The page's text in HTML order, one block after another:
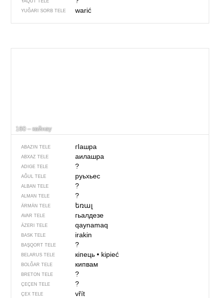
YAQUT TELE
YUĞARI SORB TELE warić
160 – кайнау
ABAZIN TELE гIашра
ABXAZ TELE аилашра
ADIGE TELE ?
AĞUL TELE руьхьес
ALBAN TELE ?
ALMAN TELE ?
ÄRMÄN TELE եռալ
AVAR TELE гьалдезе
ÄZERI TELE qaynamaq
BASK TELE irakin
BAŞQORT TELE ?
BELARUS TELE кіпець• kipieć
BOLĞAR TELE кипвам
BRETON TELE ?
ÇEÇEN TELE ?
ÇEX TELE vřít